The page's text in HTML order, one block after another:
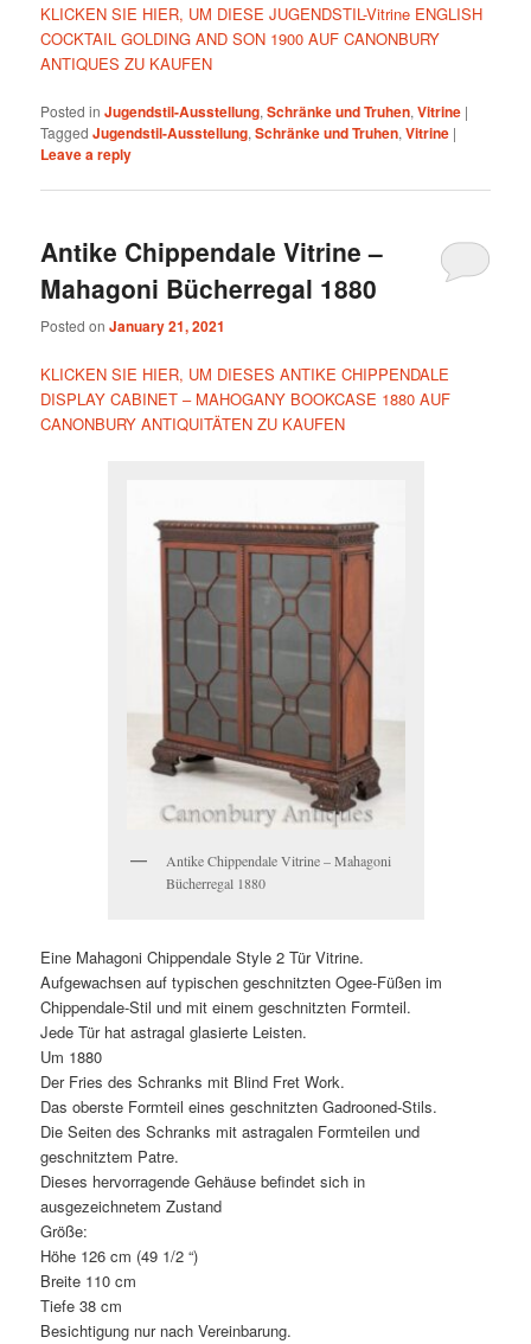
KLICKEN SIE HIER, UM DIESE JUGENDSTIL-Vitrine ENGLISH
COCKTAIL GOLDING AND SON 1900 AUF CANONBURY
ANTIQUES ZU KAUFEN
Posted in Jugendstil-Ausstellung,Schränke und Truhen,Vitrine |
Tagged Jugendstil-Ausstellung,Schränke und Truhen,Vitrine |
Leave a reply
Antike Chippendale Vitrine –
Mahagoni Bücherregal 1880
Posted onJanuary 21, 2021
KLICKEN SIE HIER, UM DIESES ANTIKE CHIPPENDALE
DISPLAY CABINET – MAHOGANY BOOKCASE 1880 AUF
CANONBURY ANTIQUITÄTEN ZU KAUFEN
Antike Chippendale Vitrine – Mahagoni
Bücherregal 1880
Eine Mahagoni Chippendale Style 2 Tür Vitrine.
Aufgewachsen auf typischen geschnitzten Ogee-Füßen im
Chippendale-Stil und mit einem geschnitzten Formteil.
Jede Tür hat astragal glasierte Leisten.
Um 1880
Der Fries des Schranks mit Blind Fret Work.
Das oberste Formteil eines geschnitzten Gadrooned-Stils.
Die Seiten des Schranks mit astragalen Formteilen und
geschnitztem Patre.
Dieses hervorragende Gehäuse befindet sich in
ausgezeichnetem Zustand
Größe:
Höhe 126 cm (49 1/2 “)
Breite 110 cm
Tiefe 38 cm
Besichtigung nur nach Vereinbarung.